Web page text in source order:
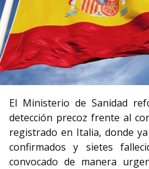
El Ministerio de Sanidad
detección precoz frente al
registrado en Italia, donde
confirmados y sietes
convocado de manera